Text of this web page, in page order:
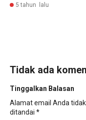
5 tahun lalu
Tidak ada
Tinggalkan Balasan
Alamat email Anda
ditandai *